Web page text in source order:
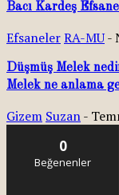
Bacı Kardeş
EfsanelerRA-MU-
Düşmüş Melek
Melek ne anlama
Gizem Suzan-
0
Beğenenler